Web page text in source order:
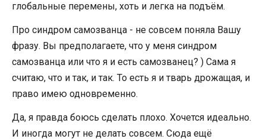
глобальные перемены, хоть и легка на подъём.
Про синдром самозванца - не совсем поняла Вашу
фразу. Вы предполагаете, что у меня синдром
самозванца или что я и есть самозванец? ) Сама я
считаю, что и так, и так. То есть я и тварь дрожащая, и
право имею одновременно.
Да, я правда боюсь сделать плохо. Хочется идеально.
И иногда могут не делать совсем. Сюда ещё